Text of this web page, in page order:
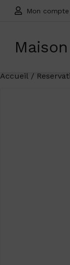
Mon compte
Accueil /